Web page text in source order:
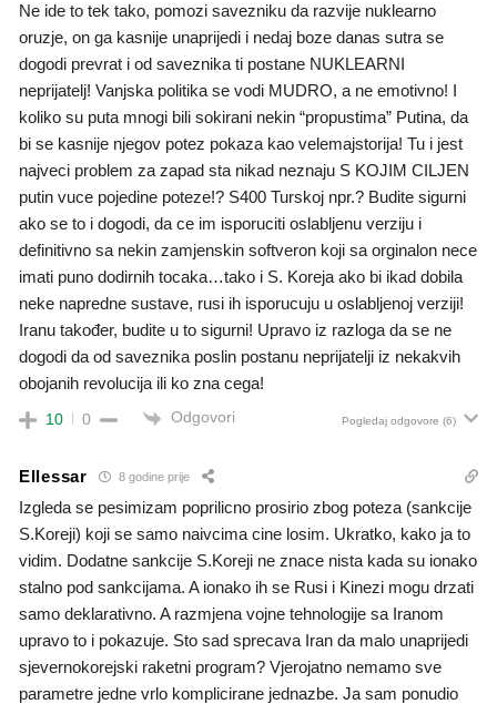
Ne ide to tek tako, pomozi savezniku da razvije nuklearno
oruzje, on ga kasnije unaprijedi i nedaj boze danas sutra se
dogodi prevrat i od saveznika ti postane NUKLEARNI
neprijatelj! Vanjska politika se vodi MUDRO, a ne emotivno! I
koliko su puta mnogi bili sokirani nekin “propustima” Putina, da
bi se kasnije njegov potez pokaza kao velemajstorija! Tu i jest
najveci problem za zapad sta nikad neznaju S KOJIM CILJEN
putin vuce pojedine poteze!? S400 Turskoj npr.? Budite sigurni
ako se to i dogodi, da ce im isporuciti oslabljenu verziju i
definitivno sa nekin zamjenskin softveron koji sa orginalon nece
imati puno dodirnih tocaka…tako i S. Koreja ako bi ikad dobila
neke napredne sustave, rusi ih isporucuju u oslabljenoj verziji!
Iranu također, budite u to sigurni! Upravo iz razloga da se ne
dogodi da od saveznika poslin postanu neprijatelji iz nekakvih
obojanih revolucija ili ko zna cega!
10 0 Odgovori Pogledaj odgovore (6)
Ellessar 8 godine prije
Izgleda se pesimizam poprilicno prosirio zbog poteza (sankcije
S.Koreji) koji se samo naivcima cine losim. Ukratko, kako ja to
vidim. Dodatne sankcije S.Koreji ne znace nista kada su ionako
stalno pod sankcijama. A ionako ih se Rusi i Kinezi mogu drzati
samo deklarativno. A razmjena vojne tehnologije sa Iranom
upravo to i pokazuje. Sto sad sprecava Iran da malo unaprijedi
sjevernokorejski raketni program? Vjerojatno nemamo sve
parametre jedne vrlo komplicirane jednazbe. Ja sam ponudio